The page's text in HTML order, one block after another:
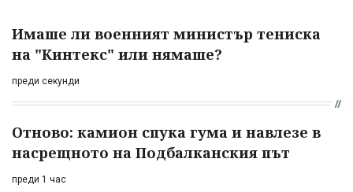
Имаше ли военният министър тениска
на "Кинтекс" или нямаше?
преди секунди
Отново: камион спука гума и навлезе в
насрещното на Подбалканския път
преди 1 час